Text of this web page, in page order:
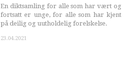
En diktsamling for alle som har vært og
fortsatt er unge, for alle som har kjent
på deilig og uutholdelig forelskelse.
23.04.2021